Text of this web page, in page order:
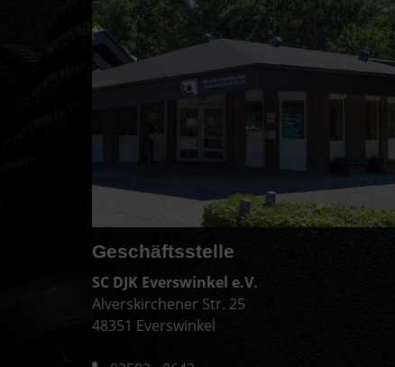
Geschäftsstelle
SC DJK Everswinkel e.V.
Alverskirchener Str. 25
48351 Everswinkel